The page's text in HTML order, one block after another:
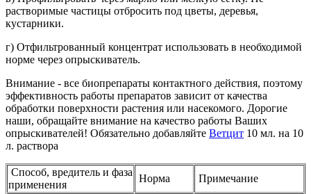
растворимые частицы отбросить под цветы, деревья,
кустарники.
г) Отфильтрованный концентрат использовать в необходимой
норме через опрыскиватель.
Внимание - все биопрепараты контактного действия, поэтому
эффективность работы препаратов зависит от качества
обработки поверхности растения или насекомого. Дорогие
наши, обращайте внимание на качество работы Ваших
опрыскивателей! Обязательно добавляйте Ветцит 10 мл. на 10
л. раствора
Способ, вредитель и фаза
применения
Норма Примечание